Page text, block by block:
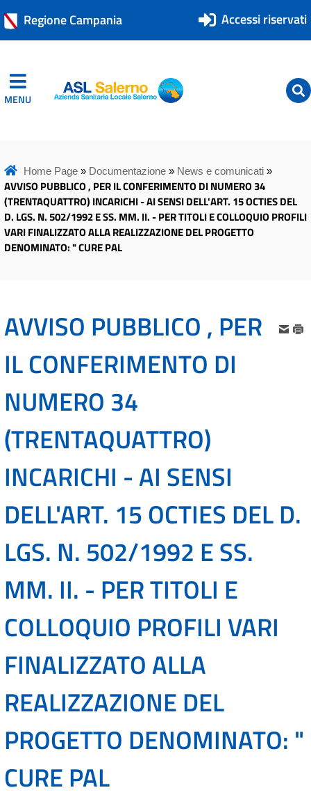
Regione Campania Accessi riservati
MENU ASL Salerno
ASL Salerno
Home Page» Documentazione» News e comunicati»
AVVISO PUBBLICO , PER IL CONFERIMENTO DI NUMERO 34
(TRENTAQUATTRO) INCARICHI - AI SENSI DELL'ART. 15 OCTIES DEL
D. LGS. N. 502/1992 E SS. MM. II. - PER TITOLI E COLLOQUIO PROFILI
VARI FINALIZZATO ALLA REALIZZAZIONE DEL PROGETTO
DENOMINATO: " CURE PAL
AVVISO PUBBLICO , PER
IL CONFERIMENTO DI
NUMERO 34
(TRENTAQUATTRO)
INCARICHI - AI SENSI
DELL'ART. 15 OCTIES DEL D.
LGS. N. 502/1992 E SS.
MM. II. - PER TITOLI E
COLLOQUIO PROFILI VARI
FINALIZZATO ALLA
REALIZZAZIONE DEL
PROGETTO DENOMINATO: "
CURE PAL